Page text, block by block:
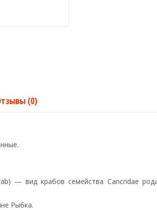
(0)
— вид крабов семейства Cancridae
Рыбка.